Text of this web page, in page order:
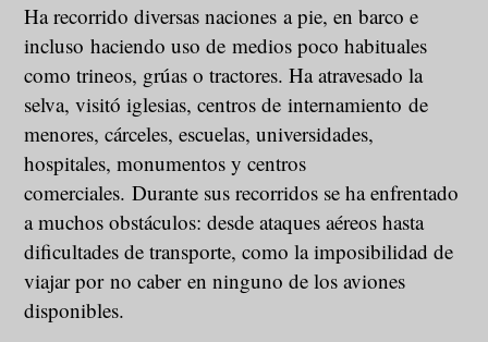
Ha recorrido diversas naciones a pie, en barco e
incluso haciendo uso de medios poco habituales
como trineos, grúas o tractores. Ha atravesado la
selva, visitó iglesias, centros de internamiento de
menores, cárceles, escuelas, universidades,
hospitales, monumentos y centros
comerciales. Durante sus recorridos se ha enfrentado
a muchos obstáculos: desde ataques aéreos hasta
dificultades de transporte, como la imposibilidad de
viajar por no caber en ninguno de los aviones
disponibles.